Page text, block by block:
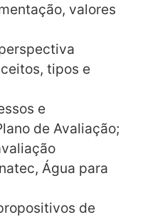
valores
tipos e
e
de Avaliação;
Água para
de